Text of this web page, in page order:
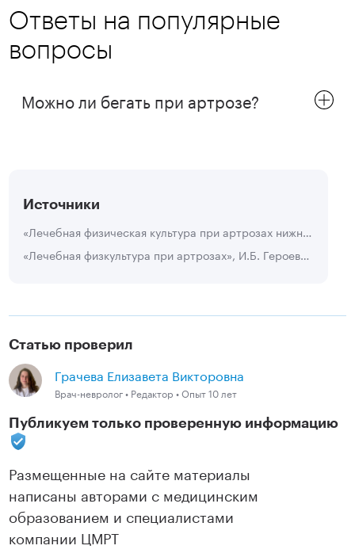
Ответы на популярные
вопросы
Можно ли бегать при артрозе?
Источники
«Лечебная физическая культура при артрозах нижних конечностей», Маргарита Васильевна Девятова, Нина Степановна Карлова, Денис Игоревич Шадрин, изд. Гиппократ, 2008.
«Лечебная физкультура при артрозах», И.Б. Героева, Лечебная физкультура в системе медицинской реабилитации/Под ред. А.Ф. Каптелина, И.П. Лебедевой. М.: Медицина, 1995.
Статью проверил
Грачева Елизавета Викторовна
Врач-невролог • Редактор • Опыт 10 лет
Публикуем только проверенную информацию
Размещенные на сайте материалы
написаны авторами с медицинским
образованием и специалистами
компании ЦМРТ